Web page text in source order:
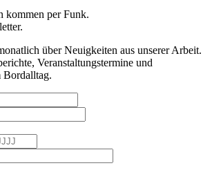
kommen per Funk.
über Neuigkeiten aus unserer Arbeit.
Veranstaltungstermine und
Bordalltag.